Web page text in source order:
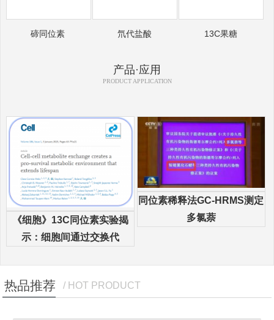
碲同位素 氘代盐酸 13C果糖
产品·应用
PRODUCT APPLICATION
《细胞》13C同位素实验揭
示：细胞间通过交换代
同位素稀释法GC-HRMS测定
多氯萘
热品推荐 / HOT PRODUCT